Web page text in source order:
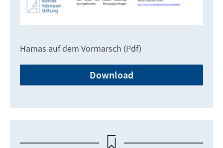
Hamas auf dem Vormarsch (Pdf)
Download